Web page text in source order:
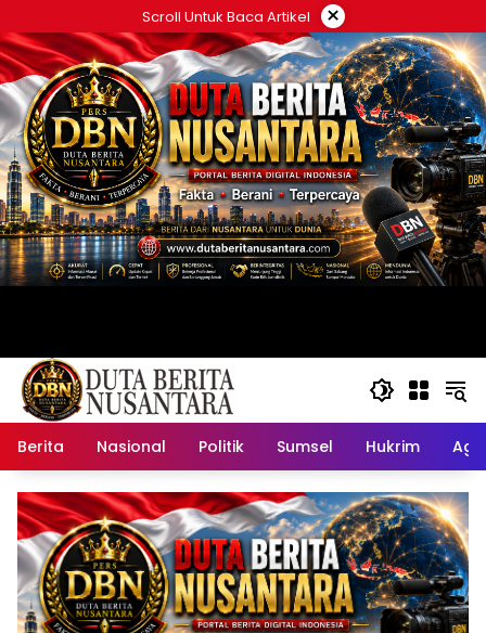
ke
konten
Scroll Untuk Baca Artikel ×
Berita Nasional Politik Sumsel Hukrim